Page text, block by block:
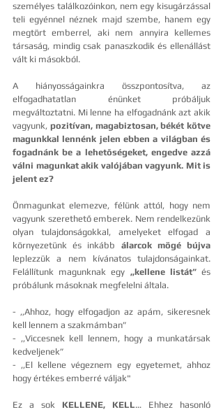
személyes találkozóinkon, nem egy kisugárzással
teli egyénnel néznek majd szembe, hanem egy
megtört emberrel, aki nem annyira kellemes
társaság, mindig csak panaszkodik és ellenállást
vált ki másokból.
A hiányosságainkra összpontosítva, az
elfogadhatatlan énünket próbáljuk
megváltoztatni. Mi lenne ha elfogadnánk azt akik
vagyunk, pozitívan, magabiztosan, békét kötve
magunkkal lennénk jelen ebben a világban és
fogadnánk be a lehetőségeket, engedve azzá
válni magunkat akik valójában vagyunk. Mit is
jelent ez?
Önmagunkat elemezve, félünk attól, hogy nem
vagyunk szerethető emberek. Nem rendelkezünk
olyan tulajdonságokkal, amelyeket elfogad a
környezetünk és inkább álarcok mögé bújva
leplezzük a nem kívánatos tulajdonságainkat.
Felállítunk magunknak egy ,,kellene listát” és
próbálunk másoknak megfelelni általa.
- ,,Ahhoz, hogy elfogadjon az apám, sikeresnek
kell lennem a szakmámban”
- ,,Viccesnek kell lennem, hogy a munkatársak
kedveljenek”
- ,,El kellene végeznem egy egyetemet, ahhoz
hogy értékes emberré váljak"
Ez a sok KELLENE, KELL… Ehhez hasonló